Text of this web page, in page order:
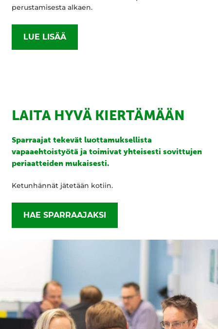
perustamisesta alkaen.
LUE LISÄÄ
LAITA HYVÄ KIERTÄMÄÄN
Sparraajat tekevät luottamuksellista
vapaaehtoistyötä ja toimivat yhteisesti sovittujen
periaatteiden mukaisesti.
Ketunhännät jätetään kotiin.
HAE SPARRAAJAKSI